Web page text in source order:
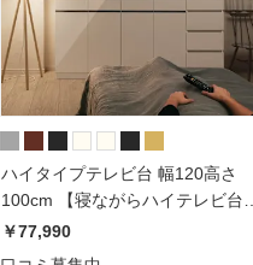
ハイタイプテレビ台 幅120高さ
100cm 【寝ながらハイテレビ台シ
リーズ】
￥77,990